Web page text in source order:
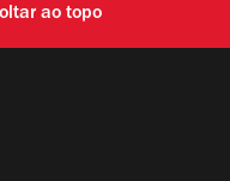
ao topo